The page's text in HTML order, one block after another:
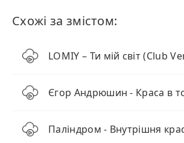
Схожі за змістом:
LOMIY – Ти мій світ (Club
Єгор Андрюшин - Краса в
Паліндром - Внутрішня